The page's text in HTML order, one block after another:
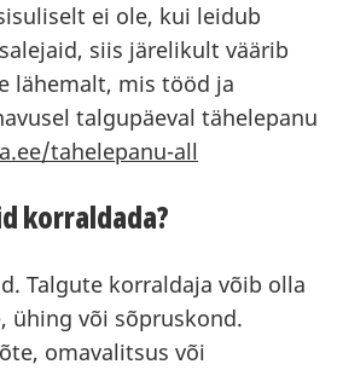
ei ole, kui leidub
siis järelikult väärib
lähemalt, mis tööd ja
talgupäeval tähelepanu
tahelepanu-all
korraldada?
Talgute korraldaja võib olla
ühing või sõpruskond.
omavalitsus või